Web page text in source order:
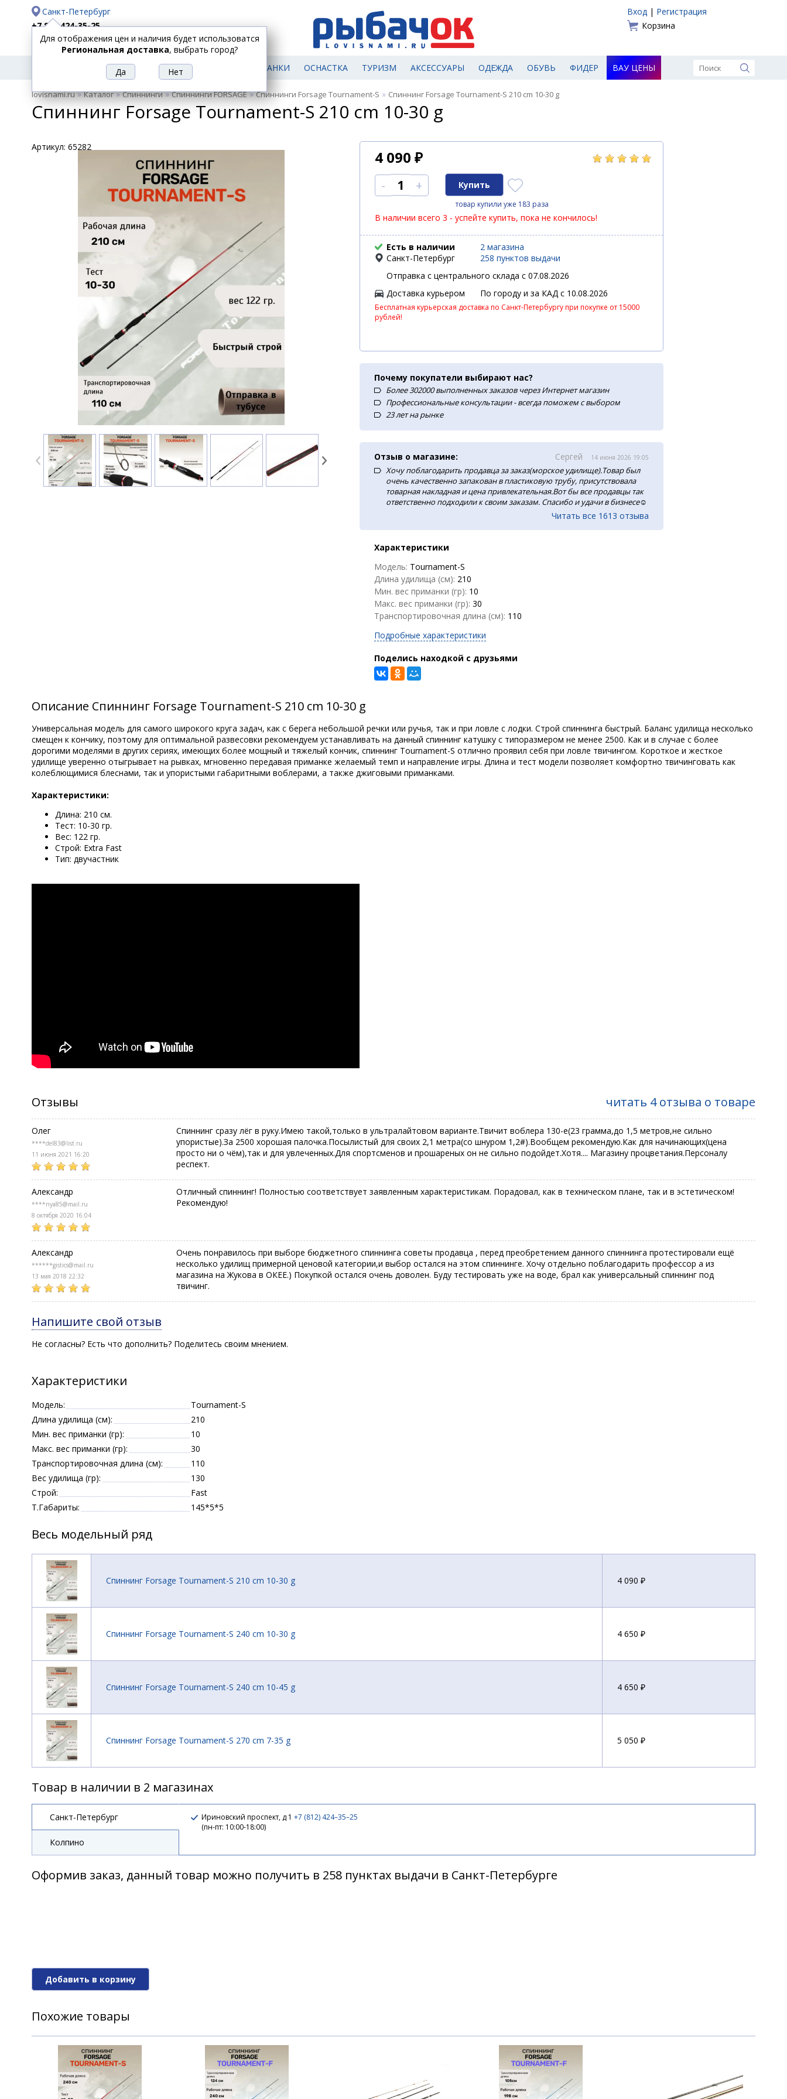
Санкт-Петербург
+7 812 424-35-25
Доставка
Оплата
Вход | Регистрация
Корзина
Для отображения цен и наличия будет использоватся
Региональная доставка, выбрать город?
РЫБОЛОВНЫЕ
ТОВАРЫ
СПИННИНГИ КАТУШКИ ПРИМАНКИ ОСНАСТКА ТУРИЗМ АКСЕССУАРЫ ОДЕЖДА ОБУВЬ ФИДЕР ВАУ ЦЕНЫ
lovisnami.ru»Каталог»Спиннинги»Спиннинги FORSAGE»Спиннинги Forsage Tournament-S » Спиннинг Forsage Tournament-S 210 cm 10-30 g
Спиннинг Forsage Tournament-S 210 cm 10-30 g
Артикул: 65282
4 090 ₽
- +
товар купили уже 183 раза
В наличии всего 3 - успейте купить, пока не кончилось!
Есть в наличии
2 магазина
Санкт-Петербург
258 пунктов выдачи
Отправка с центрального склада с 07.08.2026
Доставка курьером
По городу и за КАД c 10.08.2026
Бесплатная курьерская доставка по Санкт-Петербургу при покупке от 15000
рублей!
Почему покупатели выбирают нас?
Более 302000 выполненных заказов через Интернет магазин
Профессиональные консультации - всегда поможем с выбором
23 лет на рынке
Отзыв о магазине: Сергей 14 июня 2026 19:05
Хочу поблагодарить продавца за заказ(морское удилище).Товар был
очень качественно запакован в пластиковую трубу, присутствовала
товарная накладная и цена привлекательная.Вот бы все продавцы так
ответственно подходили к своим заказам. Спасибо и удачи в бизнесе☺️
Читать все 1613 отзыва
Характеристики
Модель: Tournament-S
Длина удилища (см): 210
Мин. вес приманки (гр): 10
Макс. вес приманки (гр): 30
Транспортировочная длина (см): 110
Подробные характеристики
Поделись находкой с друзьями
Описание Спиннинг Forsage Tournament-S 210 cm 10-30 g
Универсальная модель для самого широкого круга задач, как с берега небольшой речки или ручья, так и при ловле с лодки. Строй спиннинга быстрый. Баланс удилища несколько
смещен к кончику, поэтому для оптимальной развесовки рекомендуем устанавливать на данный спиннинг катушку с типоразмером не менее 2500. Как и в случае с более
дорогими моделями в других сериях, имеющих более мощный и тяжелый кончик, спиннинг Tournament-S отлично проявил себя при ловле твичингом. Короткое и жесткое
удилище уверенно отыгрывает на рывках, мгновенно передавая приманке желаемый темп и направление игры. Длина и тест модели позволяет комфортно твичинговать как
колеблющимися блеснами, так и упористыми габаритными воблерами, а также джиговыми приманками.
Характеристики:
Длина: 210 см.
Тест: 10-30 гр.
Вес: 122 гр.
Строй: Extra Fast
Тип: двучастник
Отзывы читать 4 отзыва о товаре
Олег
****del83@list.ru
11 июня 2021 16:20
Спиннинг сразу лёг в руку.Имею такой,только в ультралайтовом варианте.Твичит воблера 130-е(23 грамма,до 1,5 метров,не сильно
упористые).За 2500 хорошая палочка.Посылистый для своих 2,1 метра(со шнуром 1,2#).Вообщем рекомендую.Как для начинающих(цена
просто ни о чём),так и для увлеченных.Для спортсменов и прошареных он не сильно подойдет.Хотя.... Магазину процветания.Персоналу
респект.
Александр
****nya85@mail.ru
8 октября 2020 16:04
Отличный спиннинг! Полностью соответствует заявленным характеристикам. Порадовал, как в техническом плане, так и в эстетическом!
Рекомендую!
Александр
******gistics@mail.ru
13 мая 2018 22:32
Очень понравилось при выборе бюджетного спиннинга советы продавца , перед преобретением данного спиннинга протестировали ещё
несколько удилищ примерной ценовой категории,и выбор остался на этом спиннинге. Хочу отдельно поблагодарить профессор а из
магазина на Жукова в ОКЕЕ.) Покупкой остался очень доволен. Буду тестировать уже на воде, брал как универсальный спиннинг под
твичинг.
Напишите свой отзыв
Не согласны? Есть что дополнить? Поделитесь своим мнением.
Характеристики
Модель:
Tournament-S
Длина удилища (см):
210
Мин. вес приманки (гр):
10
Макс. вес приманки (гр):
30
Транспортировочная длина (см):
110
Вес удилища (гр):
130
Строй:
Fast
Т.Габариты:
145*5*5
Весь модельный ряд
Спиннинг Forsage Tournament-S 210 cm 10-30 g 4 090 ₽
Спиннинг Forsage Tournament-S 240 cm 10-30 g 4 650 ₽
Спиннинг Forsage Tournament-S 240 cm 10-45 g 4 650 ₽
Спиннинг Forsage Tournament-S 270 cm 7-35 g 5 050 ₽
Товар в наличии в 2 магазинах
Санкт-Петербург
Колпино
Ириновский проспект, д 1 +7 (812) 424–35–25
(пн-пт: 10:00-18:00)
Оформив заказ, данный товар можно получить в 258 пунктах выдачи в Санкт-Петербурге
Добавить в корзину
Похожие товары